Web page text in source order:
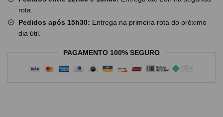
rota.
Pedidos após 15h30: Entrega na primeira rota do próximo
dia útil.
PAGAMENTO 100% SEGURO